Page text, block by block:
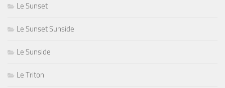
Le Sunset
Le Sunset Sunside
Le Sunside
Le Triton